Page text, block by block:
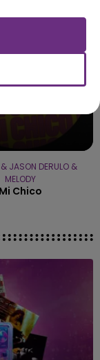
JASON DERULO &
MELODY
Mi Chico